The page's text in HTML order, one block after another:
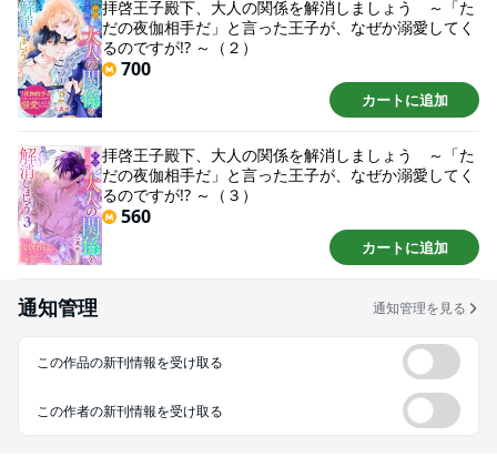
拝啓王子殿下、大人の関係を解消しましょう ～「た
だの夜伽相手だ」と言った王子が、なぜか溺愛してく
るのですが!? ～（２）
700
カートに追加
拝啓王子殿下、大人の関係を解消しましょう ～「た
だの夜伽相手だ」と言った王子が、なぜか溺愛してく
るのですが!? ～（３）
560
カートに追加
通知管理 通知管理を見る
この作品の新刊情報を受け取る
この作者の新刊情報を受け取る